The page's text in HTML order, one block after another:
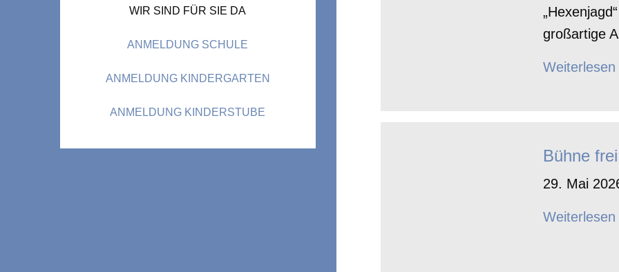
WIR SIND FÜR SIE DA
ANMELDUNG SCHULE
ANMELDUNG KINDERGARTEN
ANMELDUNG KINDERSTUBE
großartige
Weiterlesen
Bühne frei
29. Mai
Weiterlesen